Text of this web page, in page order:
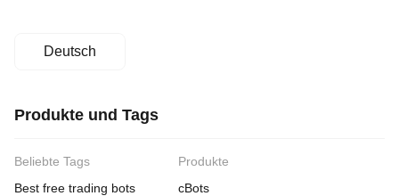
Deutsch
Produkte und Tags
Beliebte Tags
Best free trading bots
Produkte
cBots